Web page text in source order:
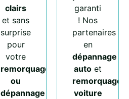
clairs
et sans
surprise
pour
votre
remorquage
ou
dépannage
garanti
! Nos
partenaires
en
dépannage
auto et
remorquage
voiture